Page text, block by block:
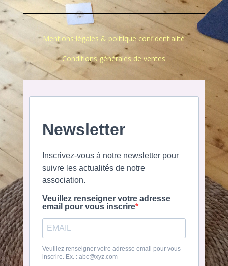
Mentions légales & politique confidentialité
Conditions générales de ventes
Newsletter
Inscrivez-vous à notre newsletter pour
suivre les actualités de notre
association.
Veuillez renseigner votre adresse
email pour vous inscrire
Veuillez renseigner votre adresse email pour vous
inscrire. Ex. : abc@xyz.com